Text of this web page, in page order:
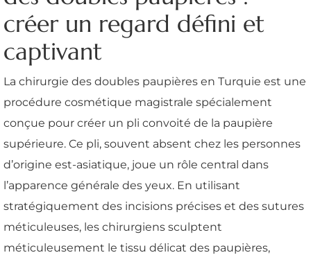
créer un regard défini et
captivant
La chirurgie des doubles paupières en Turquie est une
procédure cosmétique magistrale spécialement
conçue pour créer un pli convoité de la paupière
supérieure. Ce pli, souvent absent chez les personnes
d’origine est-asiatique, joue un rôle central dans
l’apparence générale des yeux. En utilisant
stratégiquement des incisions précises et des sutures
méticuleuses, les chirurgiens sculptent
méticuleusement le tissu délicat des paupières,